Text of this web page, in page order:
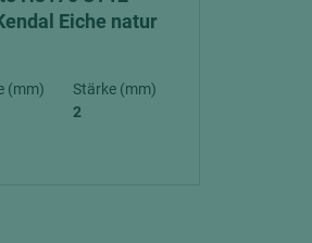
Eiche natur
(mm)
Stärke (mm)
2